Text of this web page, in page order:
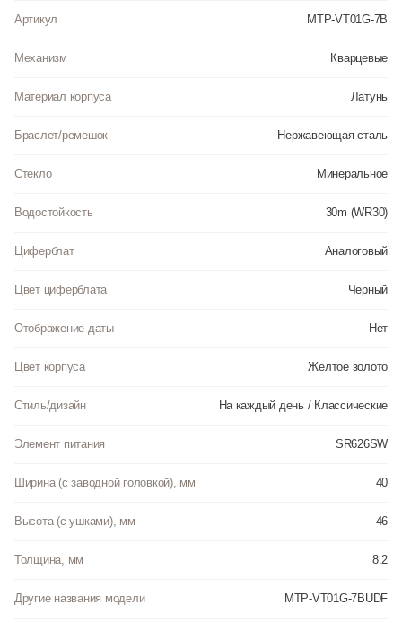
Артикул MTP-VT01G-7B
Механизм Кварцевые
Материал корпуса Латунь
Браслет/ремешок Нержавеющая сталь
Стекло Минеральное
Водостойкость 30m (WR30)
Циферблат Аналоговый
Цвет циферблата Черный
Отображение даты Нет
Цвет корпуса Желтое золото
Стиль/дизайн На каждый день / Классические
Элемент питания SR626SW
Ширина (с заводной головкой), мм 40
Высота (с ушками), мм 46
Толщина, мм 8.2
Другие названия модели MTP-VT01G-7BUDF